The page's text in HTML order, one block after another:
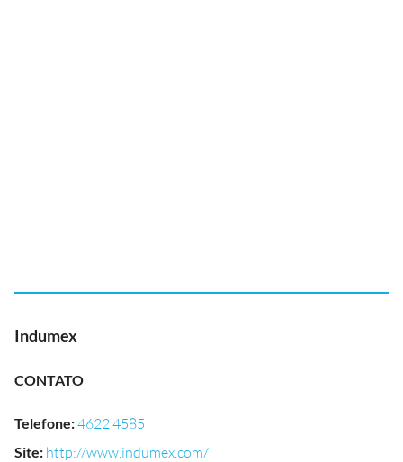
Indumex
CONTATO
Telefone:4622 4585
Site: http://www.indumex.com/